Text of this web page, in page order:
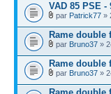
VAD 85 PSE -
par Patrick77 »
Rame double
par Bruno37 »
Rame double
par Bruno37 »